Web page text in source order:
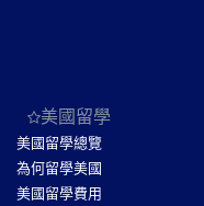
美國留學
美國留學總覽
為何留學美國
美國留學費用